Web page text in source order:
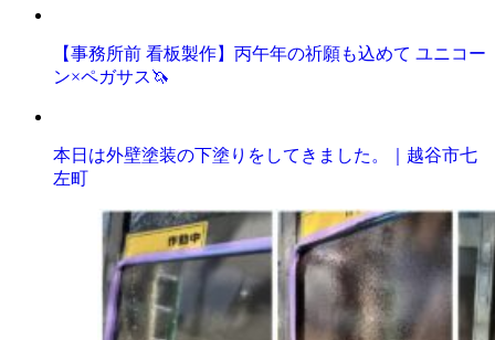
【事務所前 看板製作】丙午年の祈願も込めて ユニコー
ン×ペガサス🦄
本日は外壁塗装の下塗りをしてきました。｜越谷市七
左町